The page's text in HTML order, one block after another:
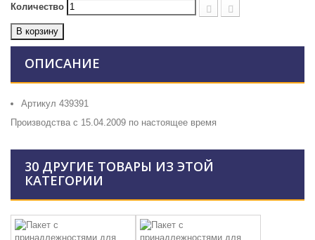
Количество
В корзину
ОПИСАНИЕ
Артикул 439391
Производства с 15.04.2009 по настоящее время
30 ДРУГИЕ ТОВАРЫ ИЗ ЭТОЙ
КАТЕГОРИИ